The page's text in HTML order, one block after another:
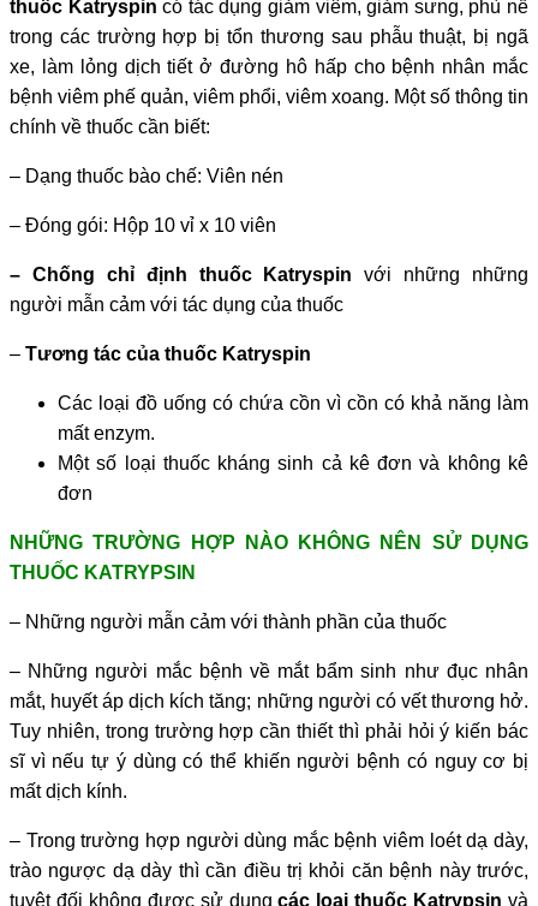
thuốc Katryspin có tác dụng giảm viêm, giảm sưng, phù nề
trong các trường hợp bị tổn thương sau phẫu thuật, bị ngã
xe, làm lỏng dịch tiết ở đường hô hấp cho bệnh nhân mắc
bệnh viêm phế quản, viêm phổi, viêm xoang. Một số thông tin
chính về thuốc cần biết:
– Dạng thuốc bào chế: Viên nén
– Đóng gói: Hộp 10 vỉ x 10 viên
– Chống chỉ định thuốc Katryspin với những những
người mẫn cảm với tác dụng của thuốc
– Tương tác của thuốc Katryspin
Các loại đồ uống có chứa cồn vì cồn có khả năng làm
mất enzym.
Một số loại thuốc kháng sinh cả kê đơn và không kê
đơn
NHỮNG TRƯỜNG HỢP NÀO KHÔNG NÊN SỬ DỤNG
THUỐC KATRYPSIN
– Những người mẫn cảm với thành phần của thuốc
– Những người mắc bệnh về mắt bẩm sinh như đục nhân
mắt, huyết áp dịch kích tăng; những người có vết thương hở.
Tuy nhiên, trong trường hợp cần thiết thì phải hỏi ý kiến bác
sĩ vì nếu tự ý dùng có thể khiến người bệnh có nguy cơ bị
mất dịch kính.
– Trong trường hợp người dùng mắc bệnh viêm loét dạ dày,
trào ngược dạ dày thì cần điều trị khỏi căn bệnh này trước,
tuyệt đối không được sử dụngcác loại thuốc Katrypsin và